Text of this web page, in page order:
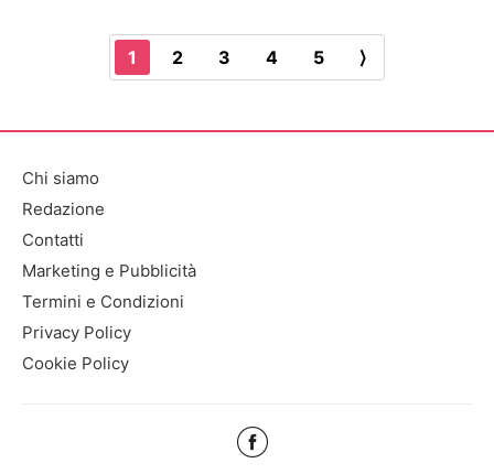
1 2 3 4 5 ⟩
Chi siamo
Redazione
Contatti
Marketing e Pubblicità
Termini e Condizioni
Privacy Policy
Cookie Policy